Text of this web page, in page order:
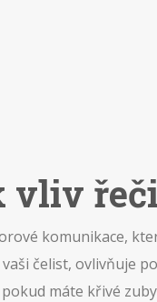
vliv
komunikace,
čelist, ovlivňuje
máte křivé